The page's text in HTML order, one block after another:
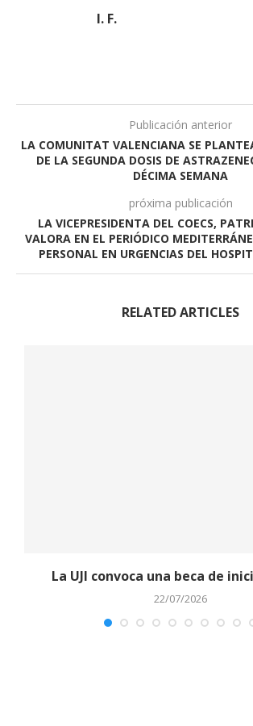
I. F.
Publicación anterior
LA COMUNITAT VALENCIANA SE
DE LA SEGUNDA DOSIS DE
DÉCIMA SEMANA
próxima publicación
LA VICEPRESIDENTA DEL COECS,
VALORA EN EL PERIÓDICO
PERSONAL EN URGENCIAS DEL
RELATED ARTICLES
La UJI convoca una beca de
22/07/2026